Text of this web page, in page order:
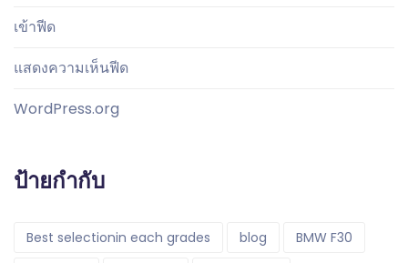
เข้าฟีด
แสดงความเห็นฟีด
WordPress.org
ป้ายกำกับ
Best selectionin each grades blog
BMW F30